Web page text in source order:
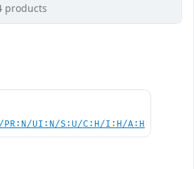
products
PR:N/UI:N/S:U/C:H/I:H/A:H